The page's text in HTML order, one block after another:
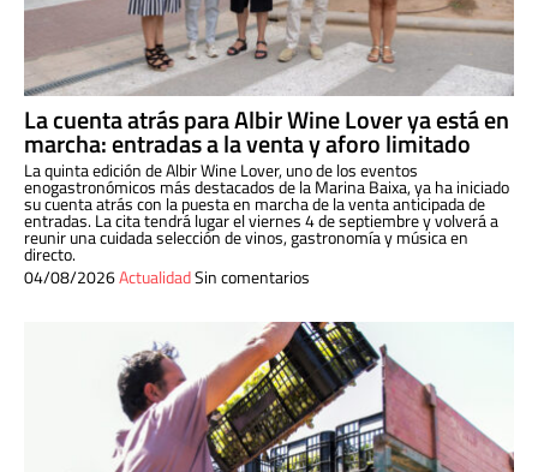
La cuenta atrás para Albir Wine Lover ya está en
marcha: entradas a la venta y aforo limitado
La quinta edición de Albir Wine Lover, uno de los eventos
enogastronómicos más destacados de la Marina Baixa, ya ha iniciado
su cuenta atrás con la puesta en marcha de la venta anticipada de
entradas. La cita tendrá lugar el viernes 4 de septiembre y volverá a
reunir una cuidada selección de vinos, gastronomía y música en
directo.
04/08/2026ActualidadSin comentarios